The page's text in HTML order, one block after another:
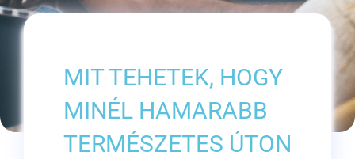
MIT TEHETEK, HOGY
MINÉL HAMARABB
TERMÉSZETES ÚTON